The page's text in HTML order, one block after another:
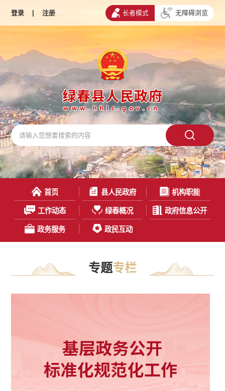
登录 | 注册 长者模式 无障碍浏览
首页 县人民政府 机构职能
工作动态 绿春概况 政府信息公开
政务服务 政民互动
专题专栏